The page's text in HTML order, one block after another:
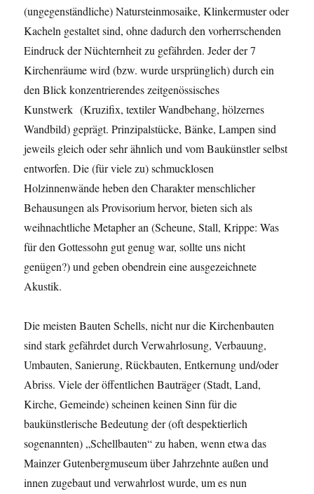
(ungegenständliche) Natursteinmosaike, Klinkermuster oder
Kacheln gestaltet sind, ohne dadurch den vorherrschenden
Eindruck der Nüchternheit zu gefährden. Jeder der 7
Kirchenräume wird (bzw. wurde ursprünglich) durch ein
den Blick konzentrierendes zeitgenössisches
Kunstwerk (Kruzifix, textiler Wandbehang, hölzernes
Wandbild) geprägt. Prinzipalstücke, Bänke, Lampen sind
jeweils gleich oder sehr ähnlich und vom Baukünstler selbst
entworfen. Die (für viele zu) schmucklosen
Holzinnenwände heben den Charakter menschlicher
Behausungen als Provisorium hervor, bieten sich als
weihnachtliche Metapher an (Scheune, Stall, Krippe: Was
für den Gottessohn gut genug war, sollte uns nicht
genügen?) und geben obendrein eine ausgezeichnete
Akustik.
Die meisten Bauten Schells, nicht nur die Kirchenbauten
sind stark gefährdet durch Verwahrlosung, Verbauung,
Umbauten, Sanierung, Rückbauten, Entkernung und/oder
Abriss. Viele der öffentlichen Bauträger (Stadt, Land,
Kirche, Gemeinde) scheinen keinen Sinn für die
baukünstlerische Bedeutung der (oft despektierlich
sogenannten) „Schellbauten“ zu haben, wenn etwa das
Mainzer Gutenbergmuseum über Jahrzehnte außen und
innen zugebaut und verwahrlost wurde, um es nun